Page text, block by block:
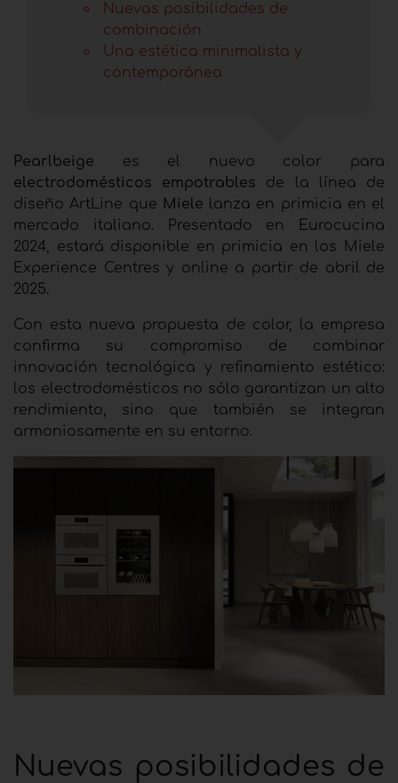
Nuevas posibilidades de
combinación
Una estética minimalista y
contemporánea
Pearlbeige es el nuevo color para
electrodomésticos empotrables de la línea de
diseño ArtLine que Miele lanza en primicia en el
mercado italiano. Presentado en Eurocucina
2024, estará disponible en primicia en los Miele
Experience Centres y online a partir de abril de
2025.
Con esta nueva propuesta de color, la empresa
confirma su compromiso de combinar
innovación tecnológica y refinamiento estético:
los electrodomésticos no sólo garantizan un alto
rendimiento, sino que también se integran
armoniosamente en su entorno.
Nuevas posibilidades de